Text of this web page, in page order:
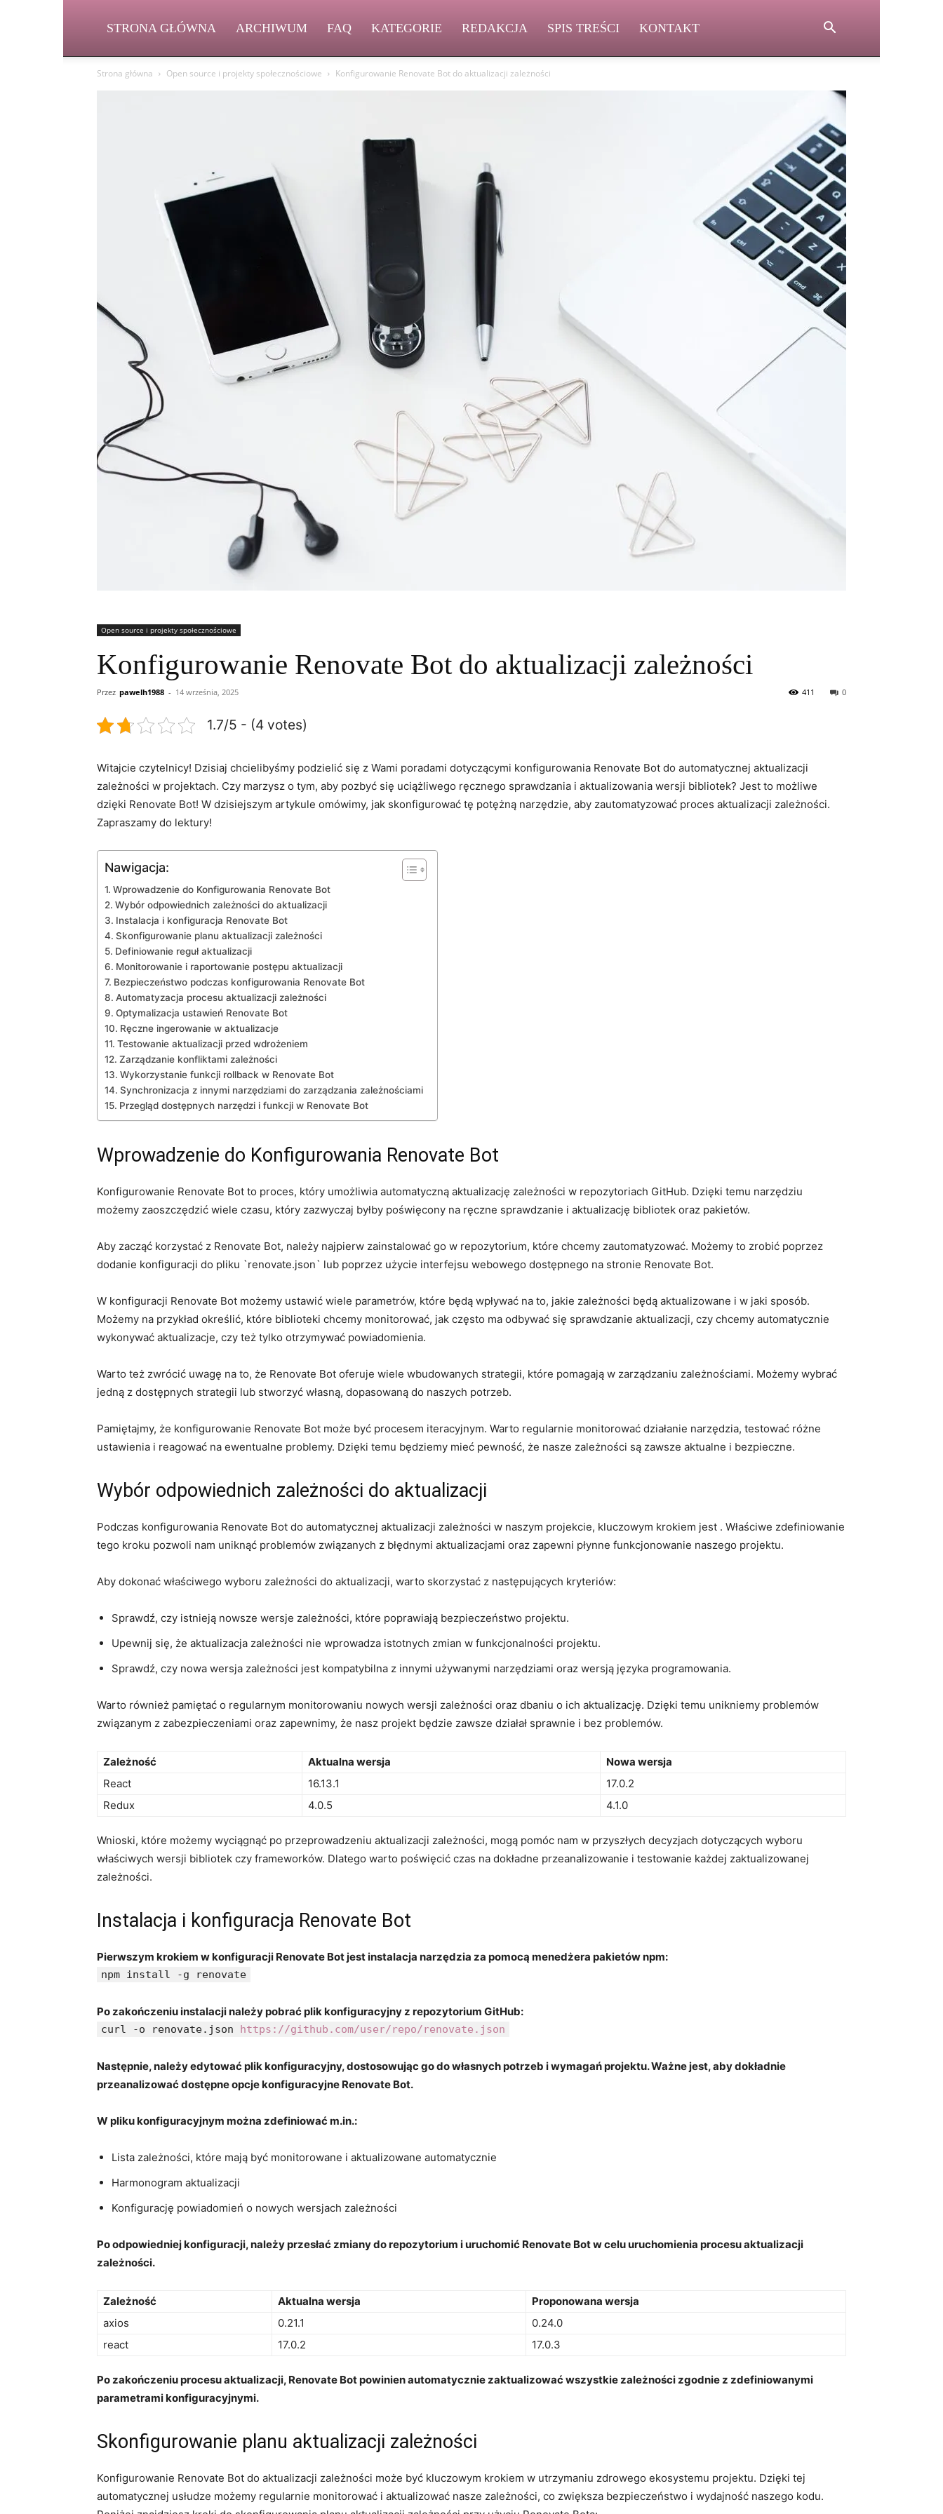
STRONA GŁÓWNA ARCHIWUM FAQ KATEGORIE REDAKCJA SPIS TREŚCI KONTAKT
Strona główna Open source i projekty społecznościowe Konfigurowanie Renovate Bot do aktualizacji zależności
Open source i projekty społecznościowe
Konfigurowanie Renovate Bot do aktualizacji zależności
Przez pawelh1988 - 14 września, 2025 0
411
1.7/5 - (4 votes)
Witajcie czytelnicy! Dzisiaj ‍chcielibyśmy⁣ podzielić​ się​ z Wami poradami dotyczącymi konfigurowania Renovate Bot do automatycznej​ aktualizacji
zależności w projektach. Czy ⁤marzysz o tym, aby pozbyć się uciążliwego ręcznego​ sprawdzania i aktualizowania wersji bibliotek? Jest ⁤to możliwe
dzięki Renovate⁣ Bot! W dzisiejszym artykule omówimy, jak​ skonfigurować‍ tę potężną narzędzie, aby zautomatyzować proces⁣ aktualizacji zależności.
‍Zapraszamy do lektury!
Nawigacja:
Wprowadzenie do Konfigurowania Renovate Bot
Wybór odpowiednich zależności do aktualizacji
Instalacja i konfiguracja Renovate Bot
Skonfigurowanie planu aktualizacji zależności
Definiowanie reguł aktualizacji
Monitorowanie i raportowanie postępu aktualizacji
Bezpieczeństwo podczas⁣ konfigurowania Renovate Bot
Automatyzacja procesu aktualizacji zależności
Optymalizacja ustawień Renovate Bot
Ręczne ingerowanie w aktualizacje
Testowanie aktualizacji przed wdrożeniem
Zarządzanie konfliktami zależności
Wykorzystanie⁣ funkcji rollback w Renovate Bot
Synchronizacja z innymi narzędziami⁤ do zarządzania zależnościami
Przegląd dostępnych narzędzi i funkcji w Renovate Bot
Wprowadzenie do Konfigurowania Renovate Bot
Konfigurowanie Renovate Bot to proces,​ który umożliwia automatyczną aktualizację zależności w repozytoriach GitHub. Dzięki temu narzędziu
możemy zaoszczędzić wiele czasu, który zazwyczaj byłby poświęcony na ręczne​ sprawdzanie i⁣ aktualizację bibliotek ‍oraz pakietów.
Aby zacząć korzystać⁢ z Renovate Bot, należy najpierw ⁢zainstalować⁤ go w repozytorium, które chcemy zautomatyzować. Możemy to zrobić⁤ poprzez
dodanie konfiguracji do pliku `renovate.json` ⁤lub​ poprzez użycie interfejsu webowego ⁢dostępnego na stronie Renovate Bot.
W konfiguracji Renovate Bot możemy ustawić ⁣wiele parametrów,⁢ które będą ‍wpływać na to,​ jakie zależności⁣ będą aktualizowane i w jaki ‍sposób.
Możemy‌ na przykład określić, które biblioteki chcemy monitorować, jak​ często ma odbywać się sprawdzanie aktualizacji, czy chcemy automatycznie
wykonywać aktualizacje, czy też tylko otrzymywać​ powiadomienia.
Warto też zwrócić uwagę na to, że Renovate Bot oferuje wiele wbudowanych‌ strategii, które pomagają w zarządzaniu zależnościami. Możemy wybrać
jedną z dostępnych strategii lub ⁣stworzyć własną, dopasowaną⁤ do naszych ‍potrzeb.
Pamiętajmy, że⁣ konfigurowanie Renovate Bot może być procesem iteracyjnym. Warto regularnie monitorować działanie narzędzia,‌ testować różne⁣
ustawienia i reagować na‌ ewentualne problemy. Dzięki temu ⁢będziemy mieć pewność, że nasze zależności są zawsze aktualne i bezpieczne.
Wybór odpowiednich zależności do aktualizacji
Podczas konfigurowania Renovate Bot do automatycznej⁢ aktualizacji zależności w⁢ naszym projekcie, ​kluczowym krokiem jest . Właściwe zdefiniowanie
tego kroku pozwoli nam‍ uniknąć problemów związanych z błędnymi aktualizacjami ​oraz zapewni płynne​ funkcjonowanie naszego projektu.
Aby dokonać właściwego wyboru zależności do aktualizacji, warto‍ skorzystać z następujących kryteriów:
Sprawdź, czy istnieją nowsze wersje zależności, które poprawiają ​bezpieczeństwo projektu.
Upewnij się,‌ że aktualizacja zależności⁢ nie​ wprowadza ‌istotnych zmian w funkcjonalności projektu.
Sprawdź, czy nowa wersja zależności jest kompatybilna z innymi używanymi narzędziami oraz wersją języka programowania.
Warto również pamiętać ‌o regularnym monitorowaniu nowych wersji zależności oraz dbaniu o ich​ aktualizację. Dzięki temu unikniemy problemów
związanym z zabezpieczeniami oraz zapewnimy, że‌ nasz projekt będzie‍ zawsze ‌działał sprawnie i bez problemów.
Zależność Aktualna wersja
Nowa‍ wersja
React
16.13.1
17.0.2
Redux
4.0.5 4.1.0
Wnioski, które możemy wyciągnąć po przeprowadzeniu aktualizacji zależności, mogą pomóc ⁢nam w przyszłych⁤ decyzjach‍ dotyczących wyboru
właściwych wersji bibliotek czy frameworków. Dlatego warto poświęcić czas na dokładne przeanalizowanie⁤ i testowanie⁤ każdej zaktualizowanej
zależności.
Instalacja i konfiguracja Renovate Bot
Pierwszym krokiem w konfiguracji Renovate Bot jest instalacja narzędzia za pomocą menedżera pakietów ⁤npm:
npm install -g renovate
Po zakończeniu instalacji należy‌ pobrać plik konfiguracyjny z repozytorium GitHub:
curl -o renovate.json https://github.com/user/repo/renovate.json
Następnie, należy edytować ‌plik konfiguracyjny, dostosowując go do własnych potrzeb i wymagań projektu. Ważne⁢ jest, aby dokładnie
⁢przeanalizować dostępne opcje konfiguracyjne Renovate Bot.
W pliku konfiguracyjnym można zdefiniować m.in.:
Lista zależności, ​które ‍mają ⁢być monitorowane ‌i aktualizowane automatycznie
Harmonogram aktualizacji
Konfigurację powiadomień o nowych wersjach zależności
Po odpowiedniej konfiguracji, należy przesłać zmiany ⁣do repozytorium i uruchomić Renovate⁤ Bot w celu uruchomienia procesu aktualizacji
zależności.
Zależność Aktualna wersja
Proponowana wersja
axios
0.21.1
0.24.0
react
17.0.2 17.0.3
Po zakończeniu procesu‌ aktualizacji, Renovate Bot powinien automatycznie zaktualizować wszystkie zależności‌ zgodnie z‍ zdefiniowanymi
parametrami konfiguracyjnymi.
Skonfigurowanie planu aktualizacji zależności
Konfigurowanie Renovate Bot do aktualizacji zależności może być kluczowym krokiem w utrzymaniu ⁣zdrowego ekosystemu projektu. Dzięki tej
automatycznej usłudze możemy regularnie​ monitorować i aktualizować nasze ‌zależności, co zwiększa bezpieczeństwo i wydajność naszego kodu.